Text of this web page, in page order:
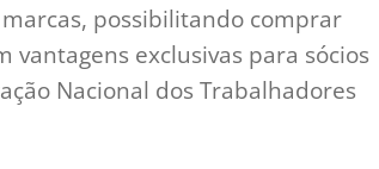
possibilitando comprar
exclusivas para sócios
Nacional dos Trabalhadores